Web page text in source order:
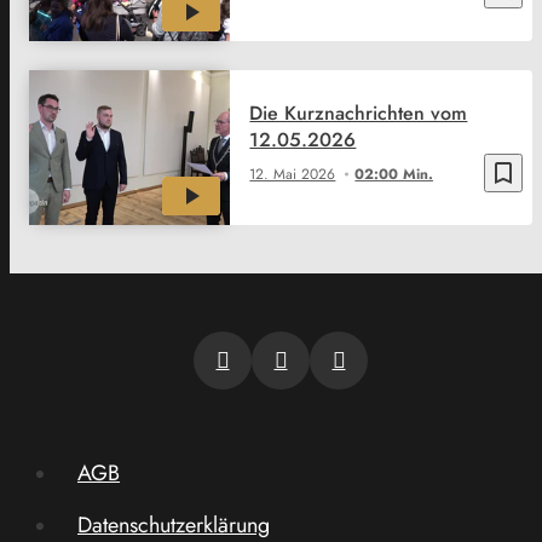
bookmark_border
12. Mai 2026 02:00 Min.
Die Kurznachrichten vom
12.05.2026
AGB
Datenschutzerklärung